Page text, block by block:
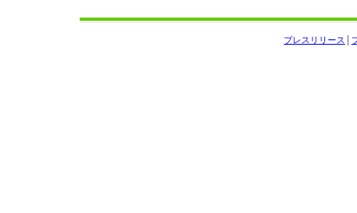
プレスリリース